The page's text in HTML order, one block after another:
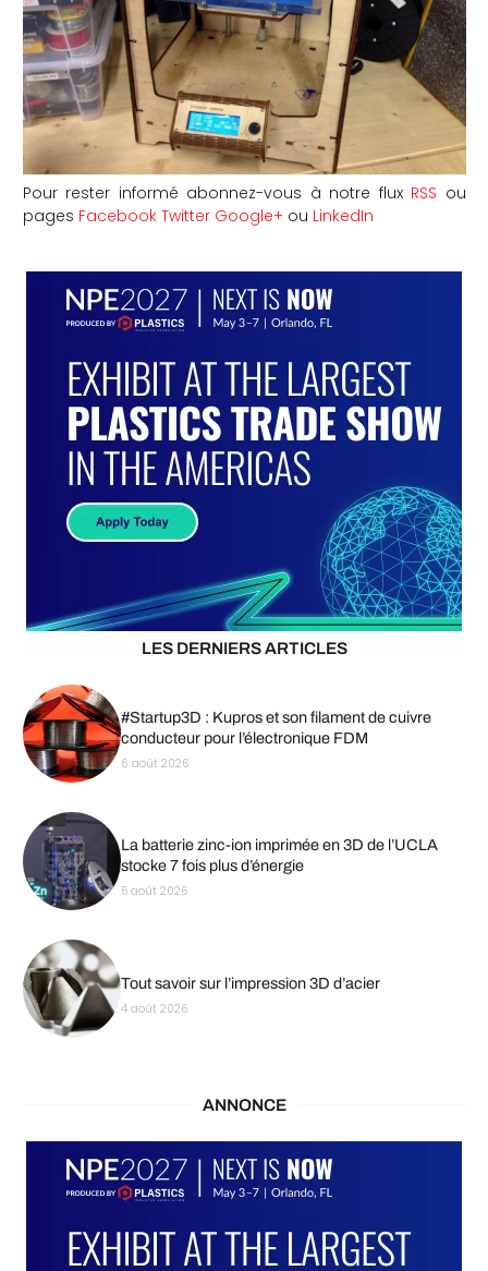
Pour rester informé abonnez-vous à notre flux RSS ou
pages Facebook Twitter Google+ ou LinkedIn
LES DERNIERS ARTICLES
#Startup3D : Kupros et son filament de cuivre
conducteur pour l’électronique FDM
6 août 2026
La batterie zinc-ion imprimée en 3D de l’UCLA
stocke 7 fois plus d’énergie
5 août 2026
Tout savoir sur l’impression 3D d’acier
4 août 2026
ANNONCE